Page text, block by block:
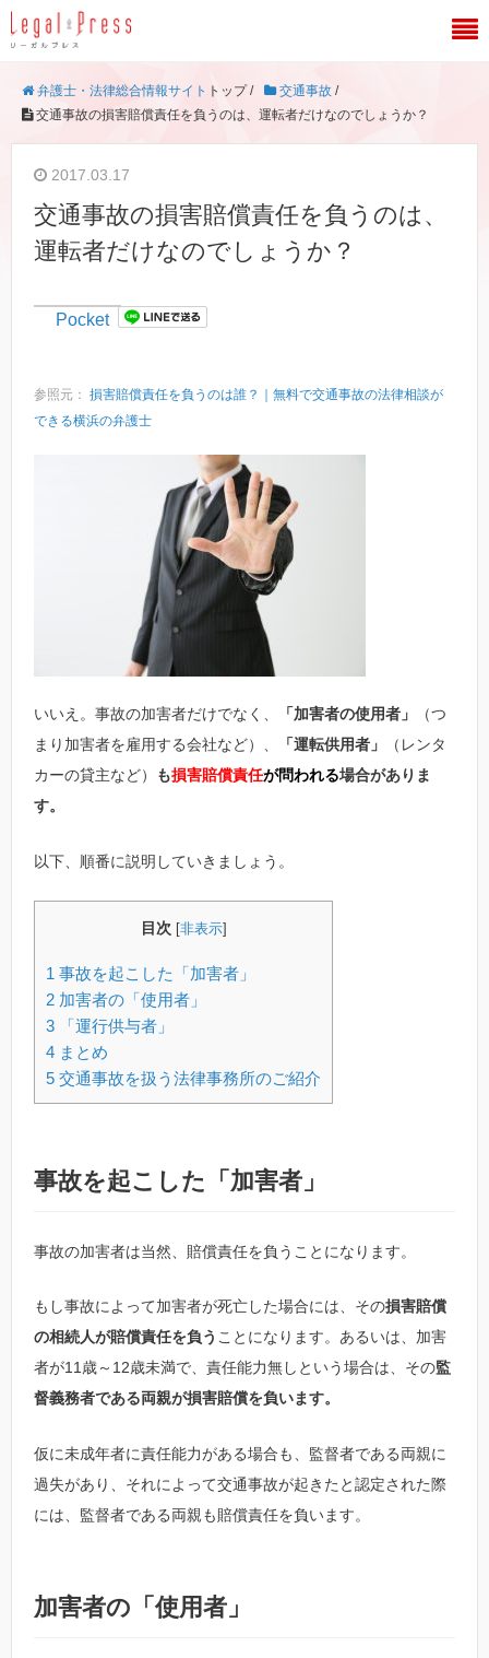
弁護士・法律総合情報サイト トップ / 交通事故 /
交通事故の損害賠償責任を負うのは、運転者だけなのでしょうか？
2017.03.17
交通事故の損害賠償責任を負うのは、
運転者だけなのでしょうか？
Pocket
参照元： 損害賠償責任を負うのは誰？｜無料で交通事故の法律相談が
できる横浜の弁護士
いいえ。事故の加害者だけでなく、 「加害者の使用者」
（つ
まり加害者を雇用する会社など）、
「運転供用者」
（レンタ
カーの貸主など）
も損害賠償責任が問われる場合がありま
す。
以下、順番に説明していきましょう。
目次 非表示]
1 事故を起こした「加害者」
2 加害者の「使用者」
3 「運行供与者」
4 まとめ
5 交通事故を扱う法律事務所のご紹介
事故を起こした「加害者」
事故の加害者は当然、賠償責任を負うことになります。
もし事故によって加害者が死亡した場合には、その損害賠償
の相続人が賠償責任を負う ことになります。あるいは、加害
者が11歳～12歳未満で、責任能力無しという場合は、その監
督義務者である両親が損害賠償を負います。
仮に未成年者に責任能力がある場合も、監督者である両親に
過失があり、それによって交通事故が起きたと認定された際
には、監督者である両親も賠償責任を負います。
加害者の「使用者」